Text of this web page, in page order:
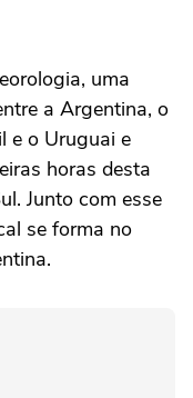
uma
a Argentina, o
e o Uruguai e
horas desta
Junto com esse
se forma no